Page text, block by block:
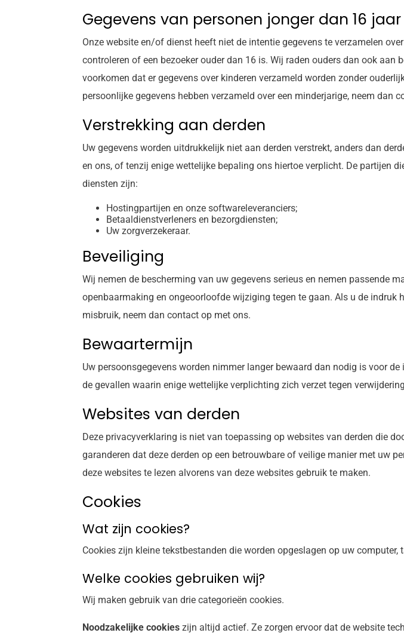
Gegevens van personen jonger dan 16 jaar
Onze website en/of dienst heeft niet de intentie gegevens te verzamelen
controleren of een bezoeker ouder dan 16 is. Wij raden ouders dan ook
voorkomen dat er gegevens over kinderen verzameld worden zonder
persoonlijke gegevens hebben verzameld over een minderjarige, neem dan
Verstrekking aan derden
Uw gegevens worden uitdrukkelijk niet aan derden verstrekt, anders dan
en ons, of tenzij enige wettelijke bepaling ons hiertoe verplicht. De partijen
diensten zijn:
Hostingpartijen en onze softwareleveranciers;
Betaaldienstverleners en bezorgdiensten;
Uw zorgverzekeraar.
Beveiliging
Wij nemen de bescherming van uw gegevens serieus en nemen passende
openbaarmaking en ongeoorloofde wijziging tegen te gaan. Als u de
misbruik, neem dan contact op met ons.
Bewaartermijn
Uw persoonsgegevens worden nimmer langer bewaard dan nodig is voor
de gevallen waarin enige wettelijke verplichting zich verzet tegen
Websites van derden
Deze privacyverklaring is niet van toepassing op websites van derden die
garanderen dat deze derden op een betrouwbare of veilige manier met uw
deze websites te lezen alvorens van deze websites gebruik te maken.
Cookies
Wat zijn cookies?
Cookies zijn kleine tekstbestanden die worden opgeslagen op uw
Welke cookies gebruiken wij?
Wij maken gebruik van drie categorieën cookies.
Noodzakelijke cookies zijn altijd actief. Ze zorgen ervoor dat de website